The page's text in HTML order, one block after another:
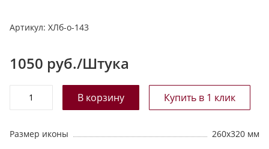
г
Артикул: ХЛб-о-143
1050 руб./Штука
Размер иконы 260х320 мм